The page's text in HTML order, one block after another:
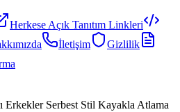
Herkese Açık Tanıtım Linkleri
İletişim
Gizlilik
Erkekler Serbest Stil Kayakla Atlama